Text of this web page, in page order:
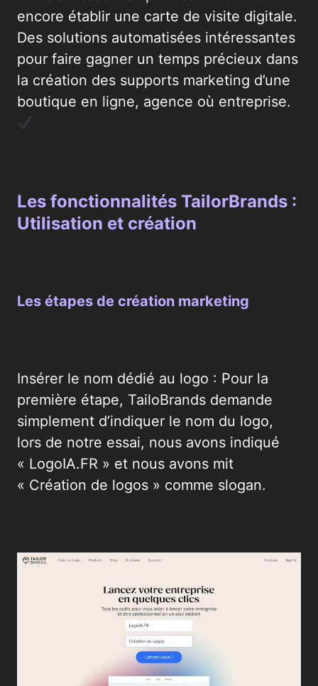
encore établir une carte de visite digitale.
Des solutions automatisées intéressantes
pour faire gagner un temps précieux dans
la création des supports marketing d’une
boutique en ligne, agence où entreprise.
Les fonctionnalités TailorBrands :
Utilisation et création
Les étapes de création marketing
Insérer le nom dédié au logo : Pour la
première étape, TailoBrands demande
simplement d’indiquer le nom du logo,
lors de notre essai, nous avons indiqué
« LogoIA.FR » et nous avons mit
« Création de logos » comme slogan.